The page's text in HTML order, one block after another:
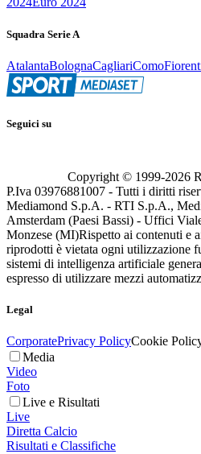
Squadra Serie A
AtalantaBolognaCagliariComo
Seguici su
Copyright © 1999-2026
P.Iva 03976881007 - Tutti i diritti
Mediamond S.p.A. - RTI S.p.A.,
Amsterdam (Paesi Bassi) - Uffici
Monzese (MI)Rispetto ai contenuti e
riprodotti è vietata ogni utilizzazione
sistemi di intelligenza artificiale
espresso di utilizzare mezzi
Legal
CorporatePrivacy PolicyCookie
Media
Video
Foto
Live e Risultati
Live
Diretta Calcio
Risultati e Classifiche